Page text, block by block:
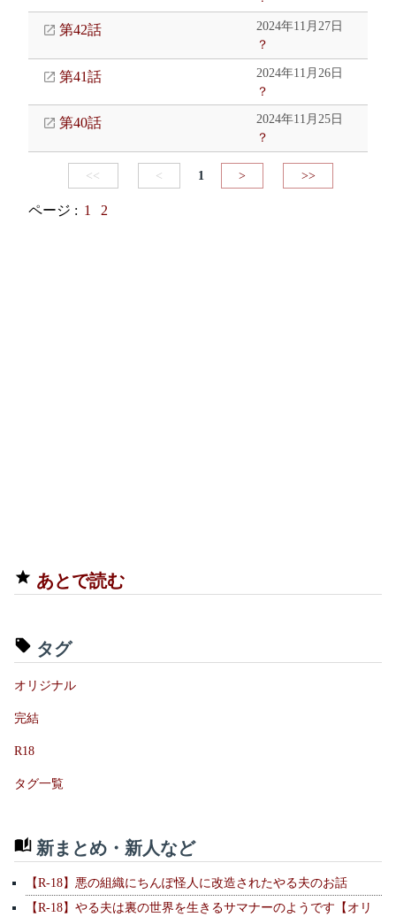
第42話
2024年11月27日
？
第41話
2024年11月26日
？
第40話
2024年11月25日
？
<< < 1 > >>
ページ : 1 2
あとで読む
タグ
オリジナル
完結
R18
タグ一覧
新まとめ・新人など
【R-18】悪の組織にちんぽ怪人に改造されたやる夫のお話
【R-18】やる夫は裏の世界を生きるサマナーのようです【オリ